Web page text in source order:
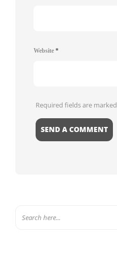
Website *
Required fields are marked